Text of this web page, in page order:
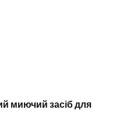
миючий засіб для